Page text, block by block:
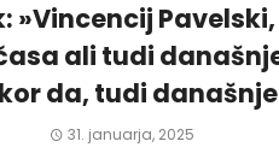
»Vincencij
ali tudi
da, tudi
31. januarja, 2025